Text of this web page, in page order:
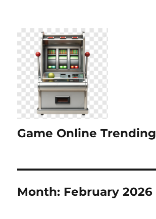
Game Online Trending
Month: February 2026